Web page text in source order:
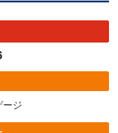
ージ